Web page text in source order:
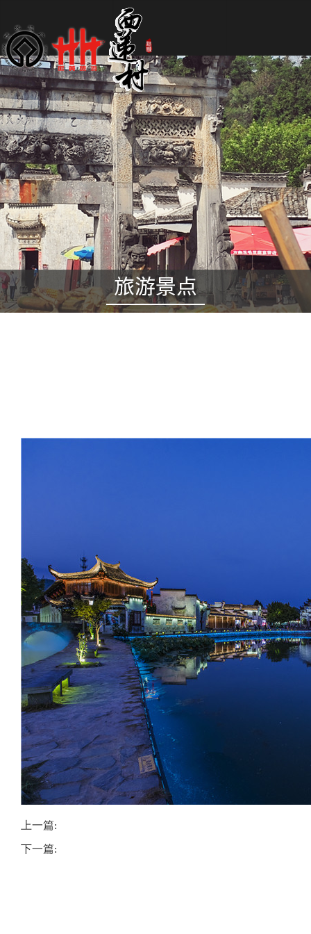
上一篇:
下一篇: